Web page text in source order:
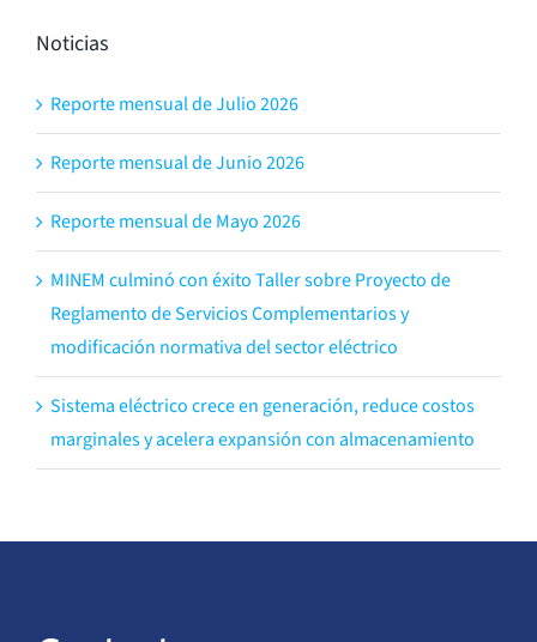
Noticias
Reporte mensual de Julio 2026
Reporte mensual de Junio 2026
Reporte mensual de Mayo 2026
MINEM culminó con éxito Taller sobre Proyecto de
Reglamento de Servicios Complementarios y
modificación normativa del sector eléctrico
Sistema eléctrico crece en generación, reduce costos
marginales y acelera expansión con almacenamiento